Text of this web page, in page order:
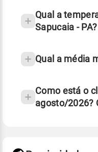
Qual a
Sapucaia - PA?
Qual a média
Como está o
agosto/2026?